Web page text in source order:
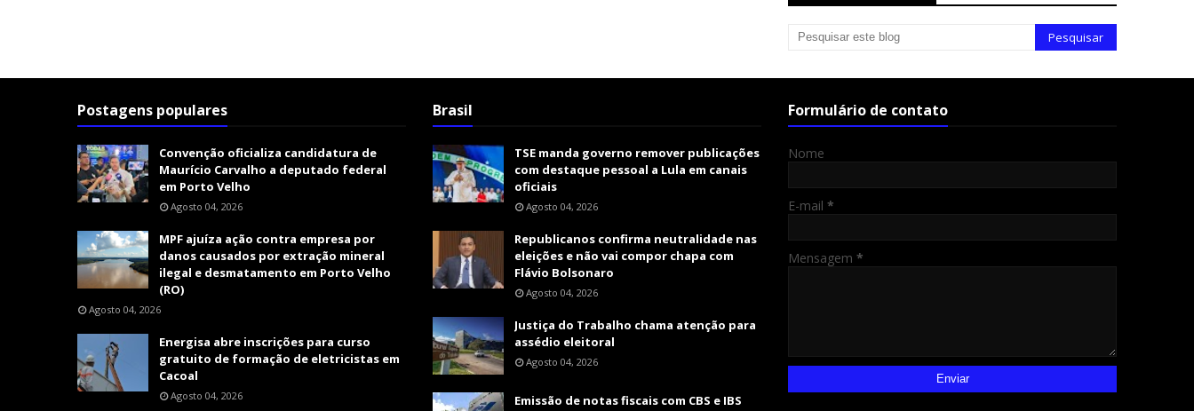
Postagens populares
Convenção oficializa candidatura de
Maurício Carvalho a deputado federal
em Porto Velho
Agosto 04, 2026
MPF ajuíza ação contra empresa por
danos causados por extração mineral
ilegal e desmatamento em Porto Velho
(RO)
Agosto 04, 2026
Energisa abre inscrições para curso
gratuito de formação de eletricistas em
Cacoal
Agosto 04, 2026
Brasil
TSE manda governo remover publicações
com destaque pessoal a Lula em canais
oficiais
Agosto 04, 2026
Republicanos confirma neutralidade nas
eleições e não vai compor chapa com
Flávio Bolsonaro
Agosto 04, 2026
Justiça do Trabalho chama atenção para
assédio eleitoral
Agosto 04, 2026
Emissão de notas fiscais com CBS e IBS
Formulário de contato
Nome
E-mail *
Mensagem *